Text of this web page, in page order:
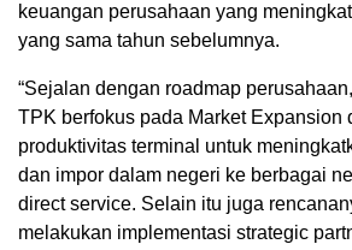
keuangan perusahaan yang
yang sama tahun sebelumnya.
“Sejalan dengan roadmap
TPK berfokus pada Market Expansion
produktivitas terminal untuk
dan impor dalam negeri ke berbagai
direct service. Selain itu juga
melakukan implementasi strategic